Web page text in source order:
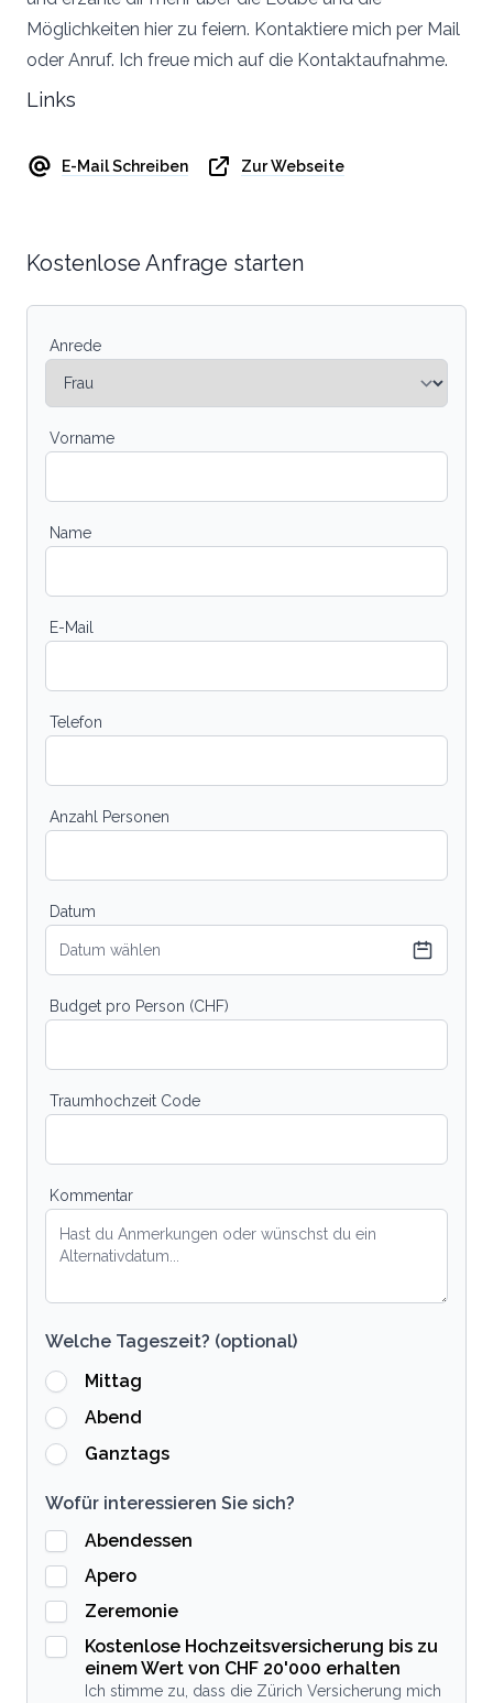
Möglichkeiten hier zu feiern. Kontaktiere mich per Mail
oder Anruf. Ich freue mich auf die Kontaktaufnahme.
Links
E-Mail Schreiben Zur Webseite
Kostenlose Anfrage starten
Anrede
Vorname
Name
E-Mail
Telefon
Anzahl Personen
Datum
Datum wählen
Budget pro Person (CHF)
Traumhochzeit Code
Kommentar
Welche Tageszeit? (optional)
Mittag
Abend
Ganztags
Wofür interessieren Sie sich?
Abendessen
Apero
Zeremonie
Kostenlose Hochzeitsversicherung bis zu
einem Wert von CHF 20'000 erhalten
Ich stimme zu, dass die Zürich Versicherung mich